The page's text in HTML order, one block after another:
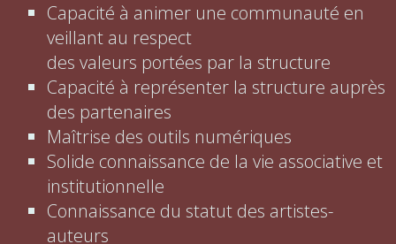
Capacité à animer une communauté en
veillant au respect
des valeurs portées par la structure
Capacité à représenter la structure auprès
des partenaires
Maîtrise des outils numériques
Solide connaissance de la vie associative et
institutionnelle
Connaissance du statut des artistes-
auteurs